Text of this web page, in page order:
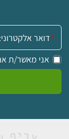
אימייל:
אני מאשר/ת